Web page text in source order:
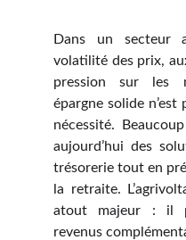
Dans un secteur
volatilité des prix,
pression sur les
épargne solide
nécessité.
aujourd’hui des
trésorerie tout en
la retraite.
atout majeur : il
revenus